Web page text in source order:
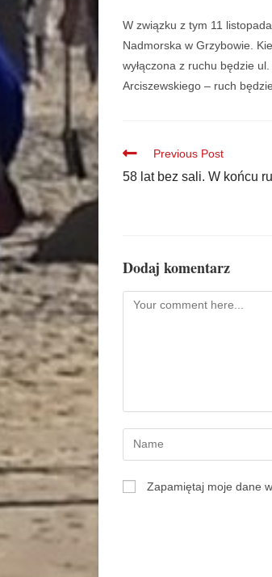
W związku z tym 11
Nadmorska w Grzybowie.
wyłączona z ruchu będzie
Arciszewskiego – ruch
Previous Post
58 lat bez sali. W końcu
Dodaj komentarz
Zapamiętaj moje dane